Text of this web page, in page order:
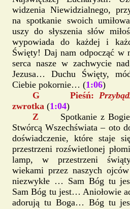
widzenia Niewidzialnego,
na spotkanie swoich
uszy do słyszenia słów
wypowiada do każdej i
Święty! Daj nam odpocząć w
serca nasze w zachwycie
Jezusa… Duchu Święty,
Ciebie pokornie… (1:06)
G Pieśń:
zwrotka (1:04)
Z Spotkanie z
Stwórcą Wszechświata – oto
doświadczenie, które staje
przestrzeni rozświetlonej
lamp, w przestrzeni
wiekami przez naszych
niezwykłe … Sam Bóg tu
Sam Bóg tu jest… Aniołowie
adorują tu Boga… Bóg tu